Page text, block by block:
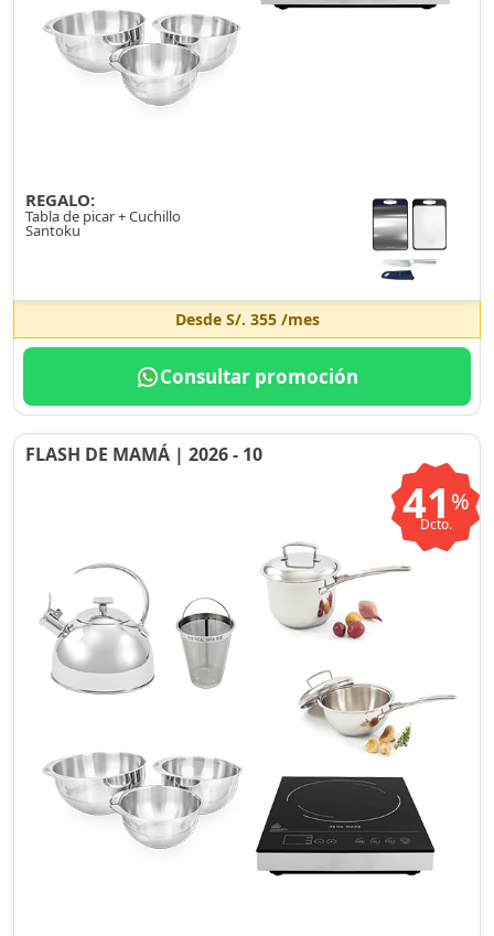
REGALO:
Tabla de picar + Cuchillo
Santoku
Desde S/. 355/mes
Consultar promoción
FLASH DE MAMÁ | 2026 - 10
41 %
Dcto.